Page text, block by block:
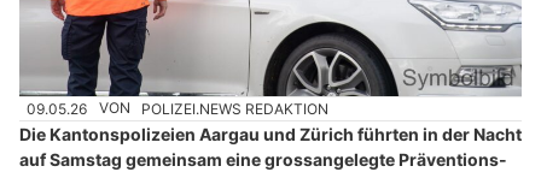
09.05.26 VON POLIZEI.NEWS REDAKTION
Die Kantonspolizeien Aargau und Zürich führten in der Nacht
auf Samstag gemeinsam eine grossangelegte Präventions-